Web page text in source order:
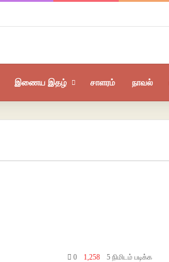
இணைய இதழ் சாளரம் நாவல்
0 1,258 5 நிமிடம் படிக்க